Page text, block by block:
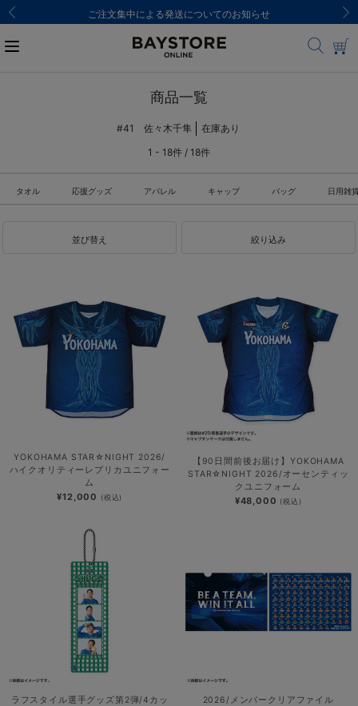
ご注文集中による発送についてのお知らせ
商品一覧
#41 佐々木千隼
在庫あり
1 - 18件 / 18件
タオル 応援グッズ アパレル キャップ バッグ 日用雑
並び替え 絞り込み
YOKOHAMA STAR☆NIGHT 2026/
ハイクオリティーレプリカユニフォー
ム
¥12,000 (税込)
【90日間前後お届け】YOKOHAMA
STAR☆NIGHT 2026/オーセンティッ
クユニフォーム
¥48,000 (税込)
ラフスタイル選手グッズ第2弾/4カッ
2026/メンバークリアファイル